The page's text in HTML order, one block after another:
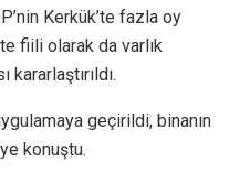
Kerkük’te fazla oy
fiili olarak da varlık
geçirildi, binanın
konuştu.